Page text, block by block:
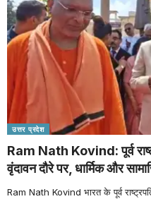
उत्तर प्रदेश
Ram Nath Kovind: पूर्व
वृंदावन दौरे पर, धार्मिक और
Ram Nath Kovind भारत के पूर्व